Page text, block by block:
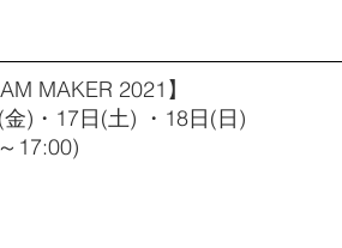
MAKER 2021】
)・17日(土) ・18日(日)